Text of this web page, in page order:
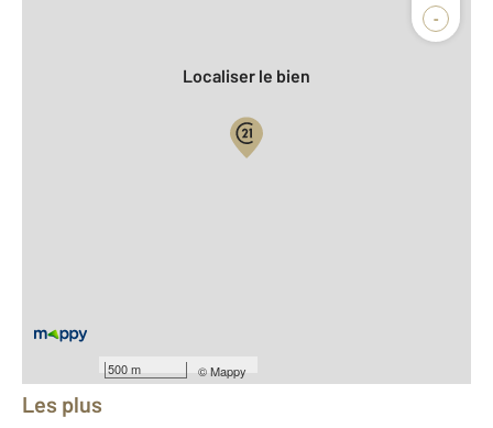
-
500 m ©Mappy
Biens vendus
Localiser le bien
Équipements
Les plus